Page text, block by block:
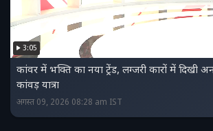
3:05
कांवर में भक्ति का नया ट्रेंड, लग्जरी कारों में दिखी
कांवड़ यात्रा
अगस्त 09, 2026 08:28 am IST